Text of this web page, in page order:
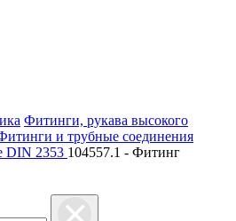
Фитинги, рукава высокого
и трубные соединения
DIN 2353 104557.1 - Фитинг